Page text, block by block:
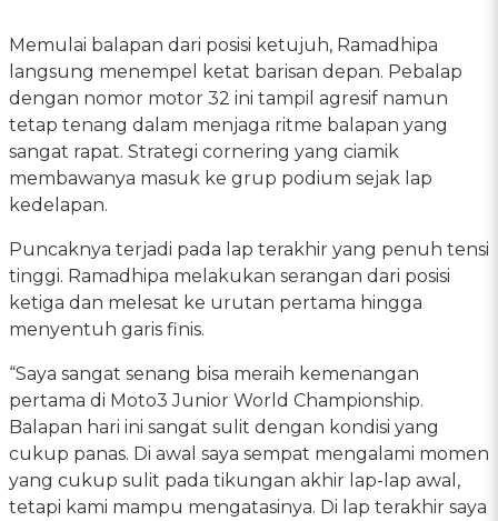
Memulai balapan dari posisi ketujuh, Ramadhipa
langsung menempel ketat barisan depan. Pebalap
dengan nomor motor 32 ini tampil agresif namun
tetap tenang dalam menjaga ritme balapan yang
sangat rapat. Strategi cornering yang ciamik
membawanya masuk ke grup podium sejak lap
kedelapan.
Puncaknya terjadi pada lap terakhir yang penuh tensi
tinggi. Ramadhipa melakukan serangan dari posisi
ketiga dan melesat ke urutan pertama hingga
menyentuh garis finis.
“Saya sangat senang bisa meraih kemenangan
pertama di Moto3 Junior World Championship.
Balapan hari ini sangat sulit dengan kondisi yang
cukup panas. Di awal saya sempat mengalami momen
yang cukup sulit pada tikungan akhir lap-lap awal,
tetapi kami mampu mengatasinya. Di lap terakhir saya